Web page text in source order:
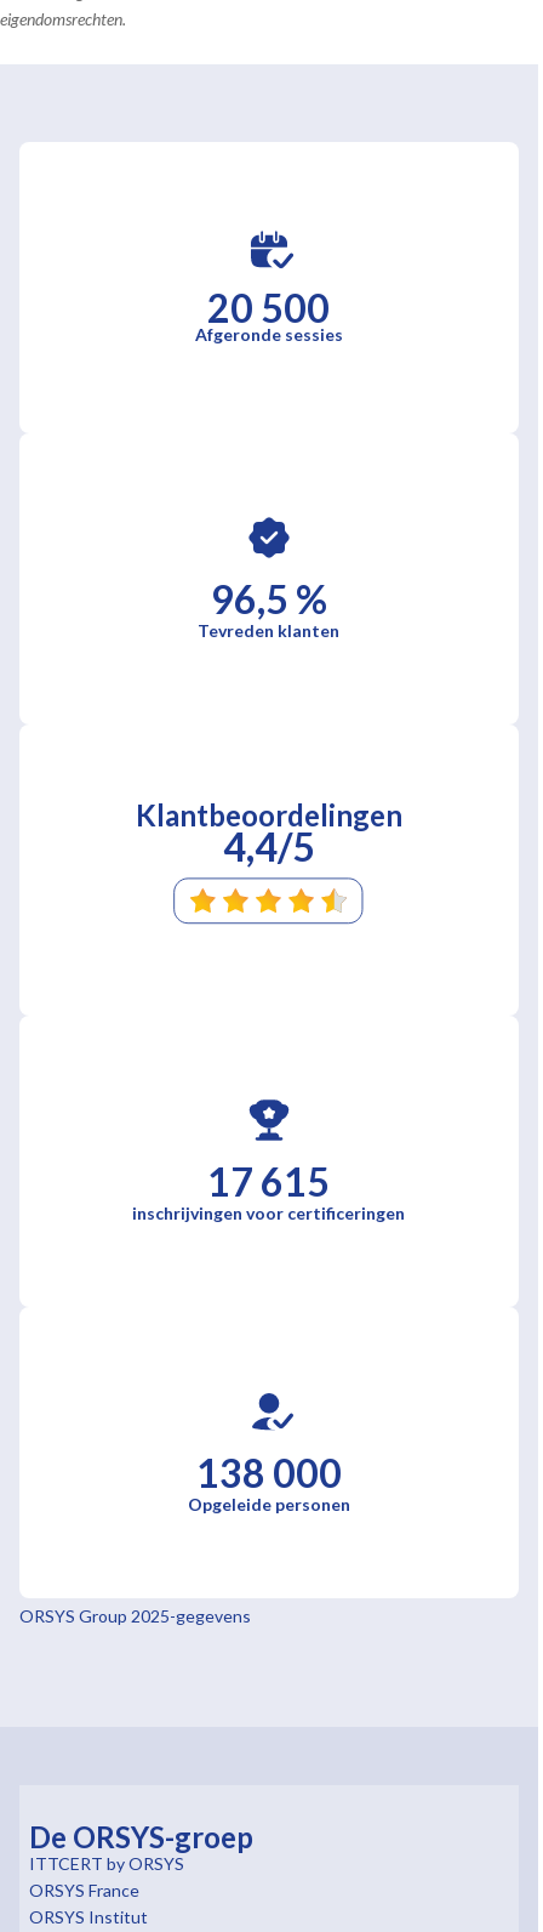
eigendomsrechten.
20 500
Afgeronde sessies
96,5 %
Tevreden klanten
Klantbeoordelingen
4,4/5
17 615
inschrijvingen voor certificeringen
138 000
Opgeleide personen
ORSYS Group 2025-gegevens
De ORSYS-groep
ITTCERT by ORSYS
ORSYS France
ORSYS Institut